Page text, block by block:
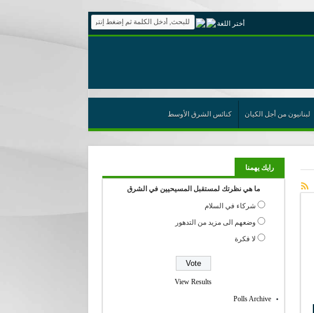
أختر اللغة
لبنانيون من أجل الكيان كنائس الشرق الأوسط
رايك يهمنا
ما هي نظرتك لمستقبل المسيحيين في الشرق
شركاء في السلام
وضعهم الى مزيد من التدهور
لا فكرة
View Results
Polls Archive